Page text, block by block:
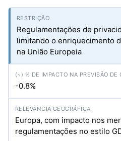
Regulamentações de
limitando o enriquecimento
na União Europeia
-0.8%
Europa, com impacto nos
regulamentações no estilo